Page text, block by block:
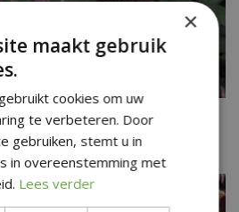
zonnehoed
purpurea 'Maxima'
×
maakt gebruik
cookies om uw
te verbeteren. Door
gebruiken, stemt u in
in overeenstemming met
Lees verder